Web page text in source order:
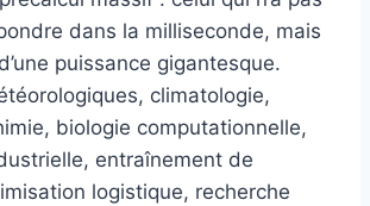
dans la milliseconde, mais
puissance gigantesque.
climatologie,
biologie computationnelle,
entraînement de
logistique, recherche